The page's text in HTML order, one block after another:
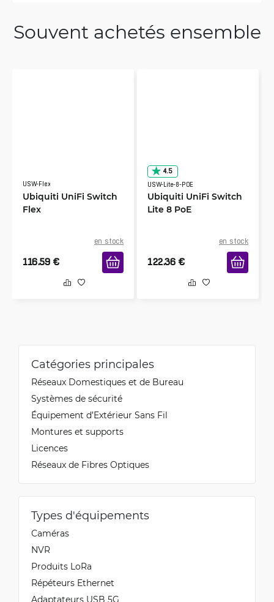
Souvent achetés ensemble
USW-Flex
Ubiquiti UniFi Switch
Flex
en stock
116.59 €
4.5
USW-Lite-8-POE
Ubiquiti UniFi Switch
Lite 8 PoE
en stock
122.36 €
Catégories principales
Réseaux Domestiques et de Bureau
Systèmes de sécurité
Équipement d’Extérieur Sans Fil
Montures et supports
Licences
Réseaux de Fibres Optiques
Types d'équipements
Caméras
NVR
Produits LoRa
Répéteurs Ethernet
Adaptateurs USB 5G